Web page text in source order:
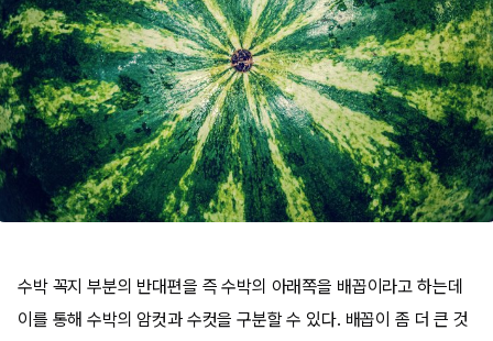
수박 꼭지 부분의 반대편을 즉 수박의 아래쪽을 배꼽이라고 하는데
이를 통해 수박의 암컷과 수컷을 구분할 수 있다. 배꼽이 좀 더 큰 것